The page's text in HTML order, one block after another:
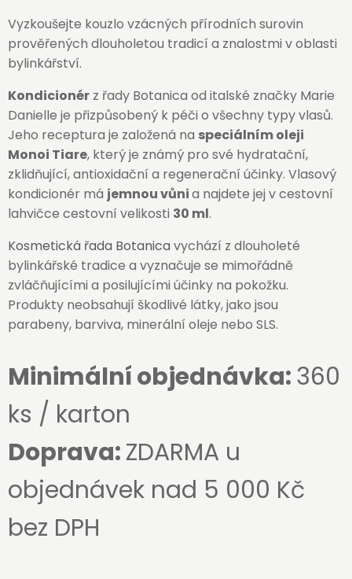
Vyzkoušejte kouzlo vzácných přírodních surovin
prověřených dlouholetou tradicí a znalostmi v oblasti
bylinkářství.
Kondicionér z řady Botanica od italské značky Marie
Danielle je přizpůsobený k péči o všechny typy vlasů.
Jeho receptura je založená na speciálním oleji
Monoi Tiare, který je známý pro své hydratační,
zklidňující, antioxidační a regenerační účinky. Vlasový
kondicionér má jemnou vůnia najdete jej v cestovní
lahvičce cestovní velikosti 30 ml.
Kosmetická řada Botanica vychází z dlouholeté
bylinkářské tradice a vyznačuje se mimořádně
zvláčňujícími a posilujícími účinky na pokožku.
Produkty neobsahují škodlivé látky, jako jsou
parabeny, barviva, minerální oleje nebo SLS.
Minimální objednávka:360
ks / karton
Doprava:ZDARMA u
objednávek nad 5 000 Kč
bez DPH